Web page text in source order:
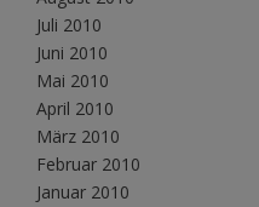
Juli 2010
Juni 2010
Mai 2010
April 2010
März 2010
Februar 2010
Januar 2010